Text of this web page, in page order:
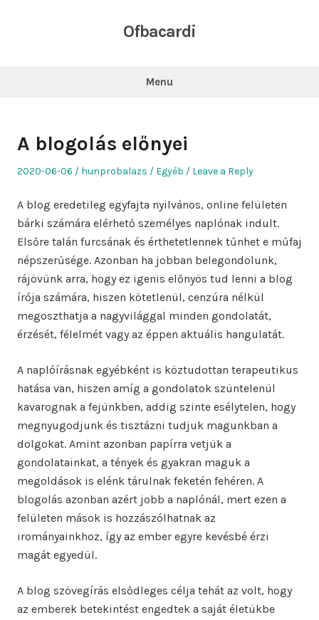
Ofbacardi
Menu
A blogolás előnyei
Posted
2020-06-06 Author
hunprobalazs
Posted
Egyéb Leave a Reply
A blog eredetileg egyfajta nyilvános, online felületen
bárki számára elérhető személyes naplónak indult.
Elsőre talán furcsának és érthetetlennek tűnhet e műfaj
népszerűsége. Azonban ha jobban belegondolunk,
rájövünk arra, hogy ez igenis előnyös tud lenni a blog
írója számára, hiszen kötetlenül, cenzúra nélkül
megoszthatja a nagyvilággal minden gondolatát,
érzését, félelmét vagy az éppen aktuális hangulatát.
A naplóírásnak egyébként is köztudottan terapeutikus
hatása van, hiszen amíg a gondolatok szüntelenül
kavarognak a fejünkben, addig szinte esélytelen, hogy
megnyugodjunk és tisztázni tudjuk magunkban a
dolgokat. Amint azonban papírra vetjük a
gondolatainkat, a tények és gyakran maguk a
megoldások is elénk tárulnak feketén fehéren. A
blogolás azonban azért jobb a naplónál, mert ezen a
felületen mások is hozzászólhatnak az
irományainkhoz, így az ember egyre kevésbé érzi
magát egyedül.
A blog szövegírás elsődleges célja tehát az volt, hogy
az emberek betekintést engedtek a saját életükbe